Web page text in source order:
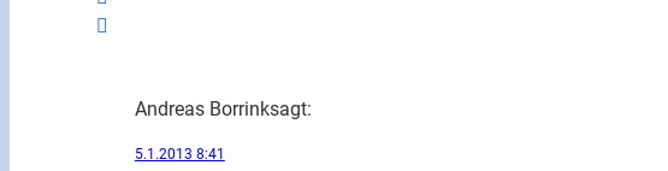
Andreas Borrinksagt:
5.1.2013 8:41